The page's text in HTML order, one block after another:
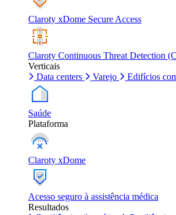
Claroty xDome Secure Access
Claroty Continuous Threat Detection
Verticais
Data centers
Varejo Edifícios
Saúde
Plataforma
Claroty xDome
Acesso seguro à assistência médica
Resultados